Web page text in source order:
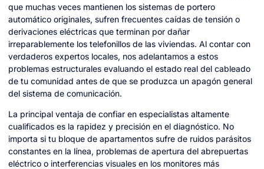
que muchas veces mantienen los sistemas de portero
automático originales, sufren frecuentes caídas de tensión o
derivaciones eléctricas que terminan por dañar
irreparablemente los telefonillos de las viviendas. Al contar con
verdaderos expertos locales, nos adelantamos a estos
problemas estructurales evaluando el estado real del cableado
de tu comunidad antes de que se produzca un apagón general
del sistema de comunicación.
La principal ventaja de confiar en especialistas altamente
cualificados es la rapidez y precisión en el diagnóstico. No
importa si tu bloque de apartamentos sufre de ruidos parásitos
constantes en la línea, problemas de apertura del abrepuertas
eléctrico o interferencias visuales en los monitores más